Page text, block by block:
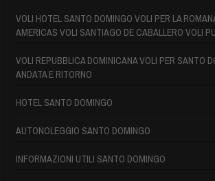
VOLI HOTEL SANTO DOMINGO VOLI PER LA
AMERICAS VOLI SANTIAGO DE CABALLERO VOLI
VOLI REPUBBLICA DOMINICANA VOLI PER SANTO
ANDATA E RITORNO
HOTEL SANTO DOMINGO
AUTONOLEGGIO SANTO DOMINGO
INFORMAZIONI UTILI SANTO DOMINGO